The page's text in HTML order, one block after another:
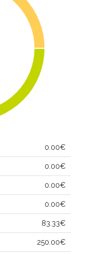
0.00€
0.00€
0.00€
0.00€
83.33€
250.00€